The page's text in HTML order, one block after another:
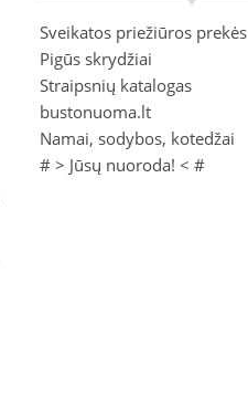
Sveikatos priežiūros prekės
Pigūs skrydžiai
Straipsnių katalogas
bustonuoma.lt
Namai, sodybos, kotedžai
# > Jūsų nuoroda! < #